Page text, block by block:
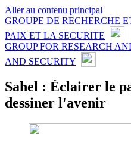
Aller au contenu principal
GROUPE DE RECHERCHE
PAIX ET LA SECURITE
GROUP FOR RESEARCH
AND SECURITY
Sahel : Éclairer le
dessiner l'avenir